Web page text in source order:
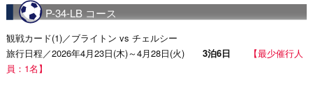
P-34-LB コース
観戦カード(1)／ブライトン vs チェルシー
旅行日程／2026年4月23日(木)～4月28日(火) 3泊6日
【最少催行人
員：1名】